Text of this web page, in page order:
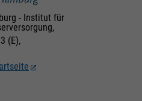
- Institut für
(E),